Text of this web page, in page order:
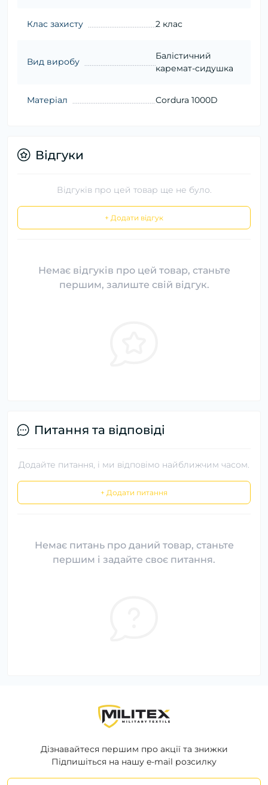
Клас захисту 2 клас
Вид виробу
Балістичний
каремат-сидушка
Матеріал Cordura 1000D
Відгуки
Відгуків про цей товар ще не було.
+ Додати відгук
Немає відгуків про цей товар, станьте
першим, залиште свій відгук.
Питання та відповіді
Додайте питання, і ми відповімо найближчим часом.
+ Додати питання
Немає питань про даний товар, станьте
першим і задайте своє питання.
Дізнавайтеся першим про акції та знижки
Підпишіться на нашу e-mail розсилку